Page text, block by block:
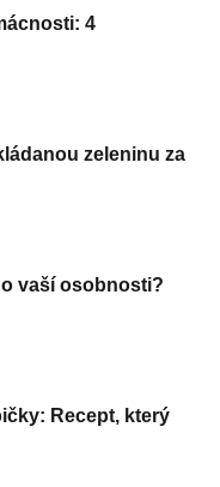
4
zeleninu za
vaší osobnosti?
Recept, který